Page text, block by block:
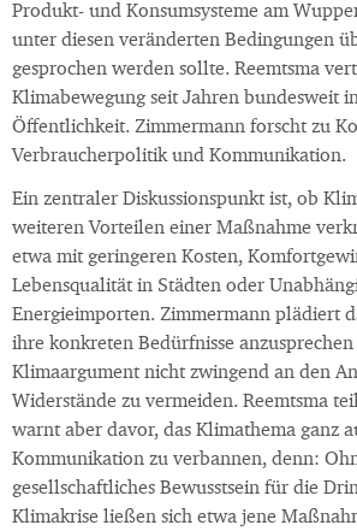
Produkt- und Konsumsysteme am
unter diesen veränderten Bedingungen
gesprochen werden sollte. Reemtsma
Klimabewegung seit Jahren bundesweit
Öffentlichkeit. Zimmermann forscht zu
Verbraucherpolitik und Kommunikation.
Ein zentraler Diskussionspunkt ist, ob
weiteren Vorteilen einer Maßnahme
etwa mit geringeren Kosten,
Lebensqualität in Städten oder
Energieimporten. Zimmermann plädiert
ihre konkreten Bedürfnisse anzusprechen
Klimaargument nicht zwingend an den
Widerstände zu vermeiden. Reemtsma
warnt aber davor, das Klimathema ganz
Kommunikation zu verbannen, denn:
gesellschaftliches Bewusstsein für die
Klimakrise ließen sich etwa jene